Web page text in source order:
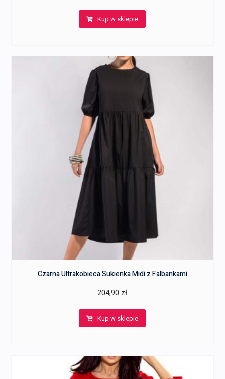
Kup w sklepie
Czarna Ultrakobieca Sukienka Midi z Falbankami
204,90 zł
Kup w sklepie